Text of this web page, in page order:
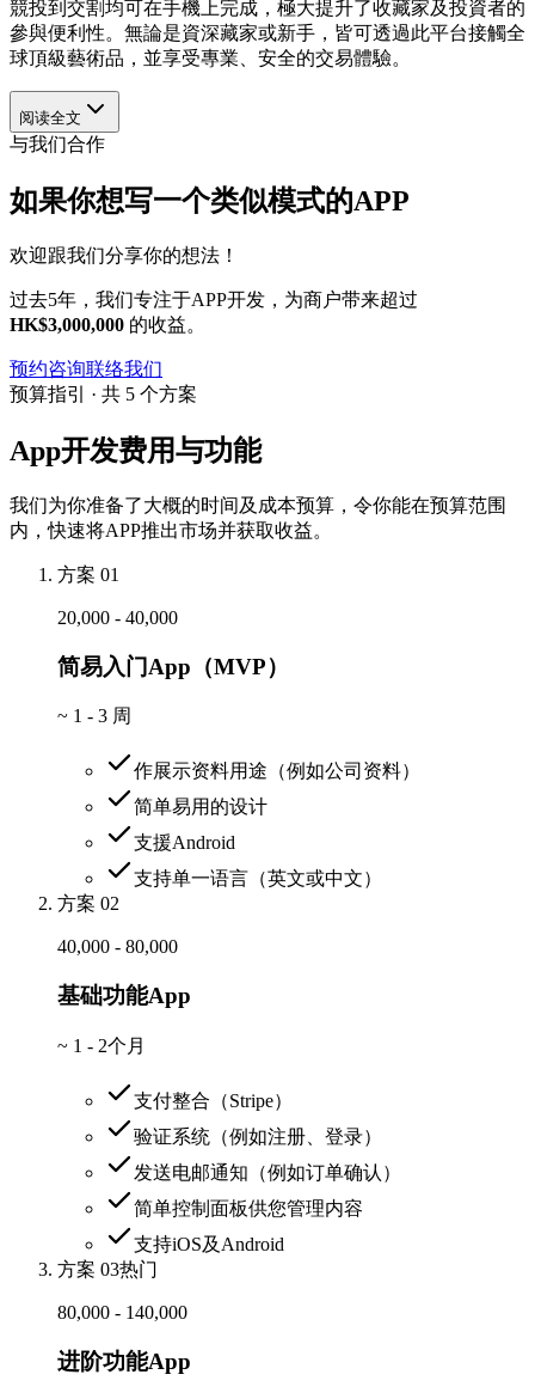
競投到交割均可在手機上完成，極大提升了收藏家及投資者的
參與便利性。無論是資深藏家或新手，皆可透過此平台接觸全
球頂級藝術品，並享受專業、安全的交易體驗。
阅读全文
与我们合作
如果你想写一个类似模式的APP
欢迎跟我们分享你的想法！
过去5年，我们专注于APP开发，为商户带来超过
HK$3,000,000 的收益。
预约咨询联络我们
预算指引 · 共 5 个方案
App开发费用与功能
我们为你准备了大概的时间及成本预算，令你能在预算范围
内，快速将APP推出市场并获取收益。
方案 01
20,000 - 40,000
简易入门App（MVP）
~ 1 - 3 周
作展示资料用途（例如公司资料）
简单易用的设计
支援Android
支持单一语言（英文或中文）
方案 02
40,000 - 80,000
基础功能App
~ 1 - 2个月
支付整合（Stripe）
验证系统（例如注册、登录）
发送电邮通知（例如订单确认）
简单控制面板供您管理内容
支持iOS及Android
方案 03热门
80,000 - 140,000
进阶功能App